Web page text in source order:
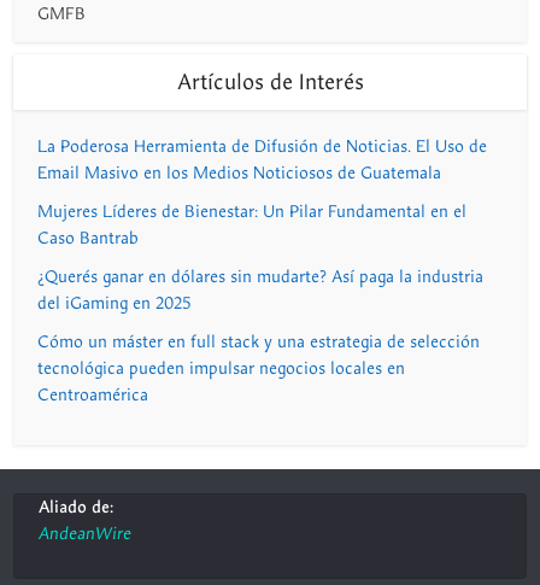
GMFB
Artículos de Interés
La Poderosa Herramienta de Difusión de Noticias. El Uso de
Email Masivo en los Medios Noticiosos de Guatemala
Mujeres Líderes de Bienestar: Un Pilar Fundamental en el
Caso Bantrab
¿Querés ganar en dólares sin mudarte? Así paga la industria
del iGaming en 2025
Cómo un máster en full stack y una estrategia de selección
tecnológica pueden impulsar negocios locales en
Centroamérica
Aliado de:
AndeanWire